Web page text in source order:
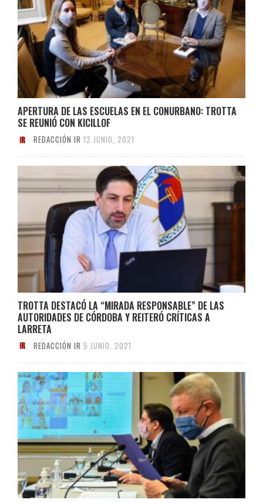
APERTURA DE LAS ESCUELAS EN EL CONURBANO: TROTTA
SE REUNIÓ CON KICILLOF
REDACCIÓN IR 12 JUNIO, 2021
TROTTA DESTACÓ LA “MIRADA RESPONSABLE” DE LAS
AUTORIDADES DE CÓRDOBA Y REITERÓ CRÍTICAS A
LARRETA
REDACCIÓN IR 5 JUNIO, 2021